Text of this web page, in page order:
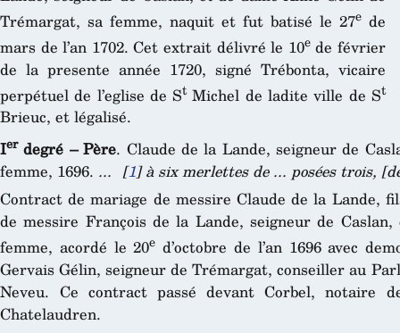
Trémargat, sa femme, naquit et fut batisé le 27ede
mars de l’an 1702. Cet extrait délivré le 10ede février
de la presente année 1720, signé Trébonta, vicaire
perpétuel de l’eglise de StMichel de ladite ville de St
Brieuc, et légalisé.
Ierdegré – Père. Claude de la Lande, seigneur de
femme, 1696. ... [1]à six merlettes de ... posées trois,
Contract de mariage de messire Claude de la Lande,
de messire François de la Lande, seigneur de
femme, acordé le 20e d’octobre de l’an 1696 avec
Gervais Gélin, seigneur de Trémargat, conseiller au
Neveu. Ce contract passé devant Corbel, notaire
Chatelaudren.